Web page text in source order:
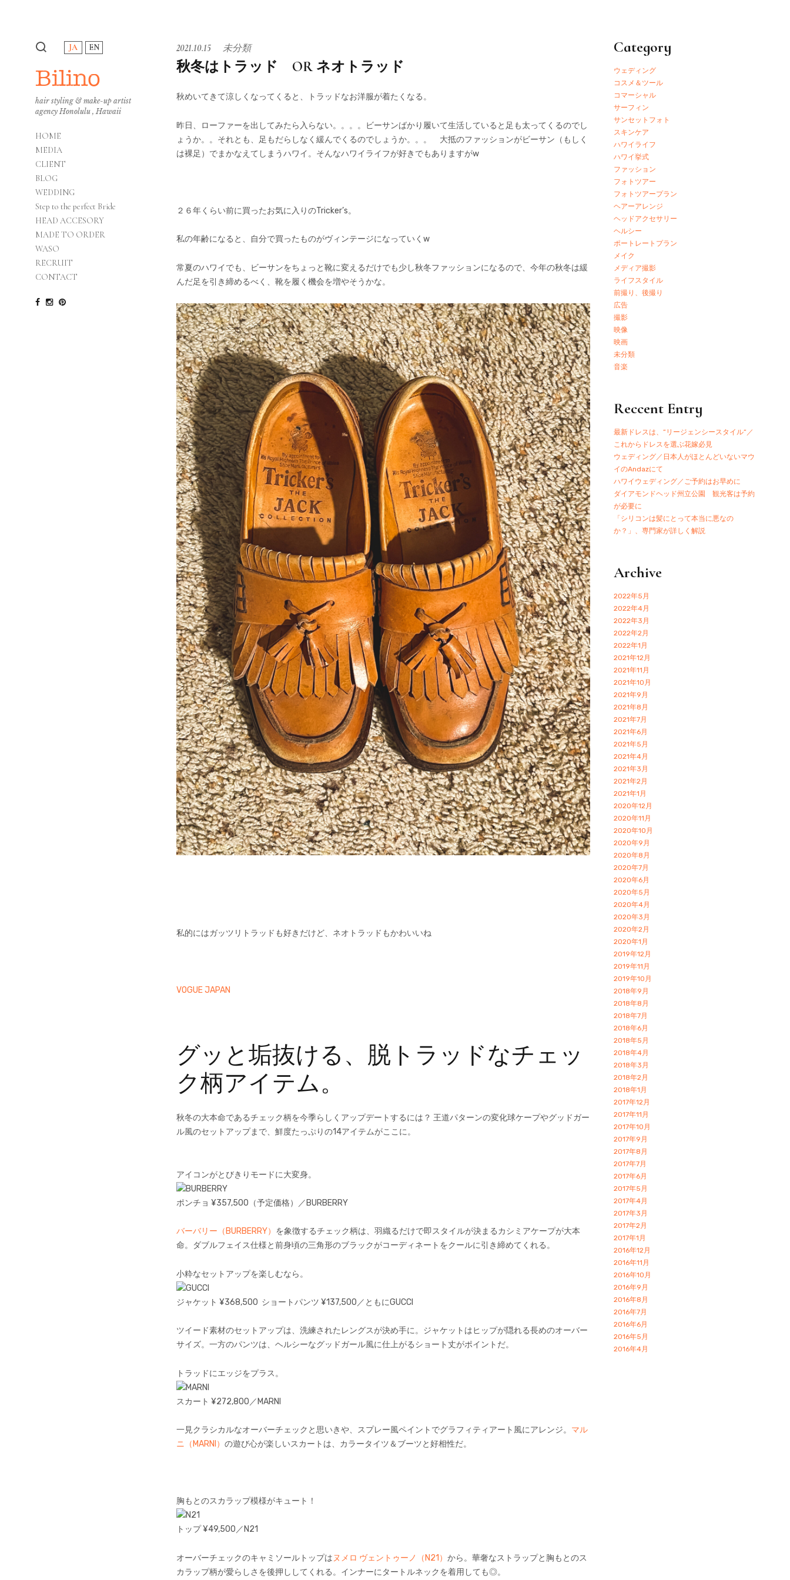
EN
JA
Bilino
hair styling & make-up artist
agency Honolulu , Hawaii
HOME
MEDIA
CLIENT
BLOG
WEDDING
Step to the perfect Bride
HEAD ACCESORY
MADE TO ORDER
WASO
RECRUIT
CONTACT
2021.10.15 未分類
秋冬はトラッド OR ネオトラッド
秋めいてきて涼しくなってくると、トラッドなお洋服が着たくなる。
昨日、ローファーを出してみたら入らない。。。。ビーサンばかり履いて生活していると足も太ってくるのでし
ょうか。。それとも、足もだらしなく緩んでくるのでしょうか。。。 大抵のファッションがビーサン（もしく
は裸足）でまかなえてしまうハワイ。そんなハワイライフが好きでもありますがw
２６年くらい前に買ったお気に入りのTricker’s。
私の年齢になると、自分で買ったものがヴィンテージになっていくw
常夏のハワイでも、ビーサンをちょっと靴に変えるだけでも少し秋冬ファッションになるので、今年の秋冬は緩
んだ足を引き締めるべく、靴を履く機会を増やそうかな。
私的にはガッツリトラッドも好きだけど、ネオトラッドもかわいいね
VOGUE JAPAN
グッと垢抜ける、脱トラッドなチェッ
ク柄アイテム。
秋冬の大本命であるチェック柄を今季らしくアップデートするには？ 王道パターンの変化球ケープやグッドガー
ル風のセットアップまで、鮮度たっぷりの14アイテムがここに。
アイコンがとびきりモードに大変身。
ポンチョ ¥357,500（予定価格）／BURBERRY
バーバリー（BURBERRY） を象徴するチェック柄は、羽織るだけで即スタイルが決まるカシミアケープが大本
命。ダブルフェイス仕様と前身頃の三角形のブラックがコーディネートをクールに引き締めてくれる。
小粋なセットアップを楽しむなら。
ジャケット ¥368,500 ショートパンツ ¥137,500／ともにGUCCI
ツイード素材のセットアップは、洗練されたレングスが決め手に。ジャケットはヒップが隠れる長めのオーバー
サイズ。一方のパンツは、ヘルシーなグッドガール風に仕上がるショート丈がポイントだ。
トラッドにエッジをプラス。
スカート ¥272,800／MARNI
一見クラシカルなオーバーチェックと思いきや、スプレー風ペイントでグラフィティアート風にアレンジ。 マル
ニ（MARNI） の遊び心が楽しいスカートは、カラータイツ＆ブーツと好相性だ。
胸もとのスカラップ模様がキュート！
トップ ¥49,500／N21
オーバーチェックのキャミソールトップは ヌメロ ヴェントゥーノ（N21） から。華奢なストラップと胸もとのス
カラップ柄が愛らしさを後押ししてくれる。インナーにタートルネックを着用しても◎。
Category
ウェディング
コスメ＆ツール
コマーシャル
サーフィン
サンセットフォト
スキンケア
ハワイライフ
ハワイ挙式
ファッション
フォトツアー
フォトツアープラン
ヘアーアレンジ
ヘッドアクセサリー
ヘルシー
ポートレートプラン
メイク
メディア撮影
ライフスタイル
前撮り、後撮り
広告
撮影
映像
映画
未分類
音楽
Reccent Entry
最新ドレスは、”リージェンシースタイル”／
これからドレスを選ぶ花嫁必見
ウェディング／日本人がほとんどいないマウ
イのAndazにて
ハワイウェディング／ご予約はお早めに
ダイアモンドヘッド州立公園 観光客は予約
が必要に
「シリコンは髪にとって本当に悪なの
か？」、専門家が詳しく解説
Archive
2022年5月
2022年4月
2022年3月
2022年2月
2022年1月
2021年12月
2021年11月
2021年10月
2021年9月
2021年8月
2021年7月
2021年6月
2021年5月
2021年4月
2021年3月
2021年2月
2021年1月
2020年12月
2020年11月
2020年10月
2020年9月
2020年8月
2020年7月
2020年6月
2020年5月
2020年4月
2020年3月
2020年2月
2020年1月
2019年12月
2019年11月
2019年10月
2018年9月
2018年8月
2018年7月
2018年6月
2018年5月
2018年4月
2018年3月
2018年2月
2018年1月
2017年12月
2017年11月
2017年10月
2017年9月
2017年8月
2017年7月
2017年6月
2017年5月
2017年4月
2017年3月
2017年2月
2017年1月
2016年12月
2016年11月
2016年10月
2016年9月
2016年8月
2016年7月
2016年6月
2016年5月
2016年4月